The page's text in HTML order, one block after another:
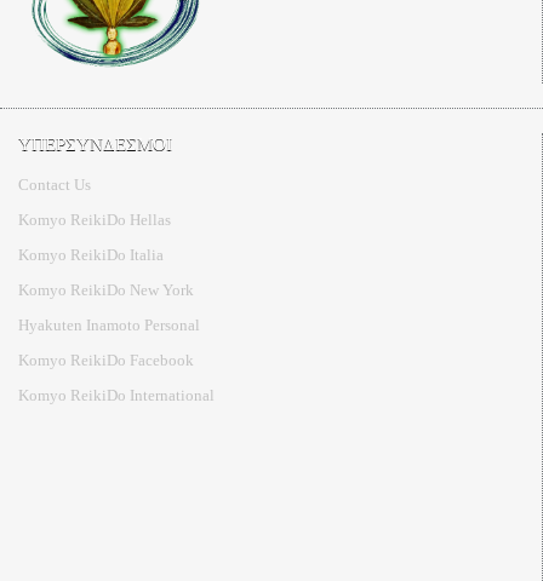
ΥΠΕΡΣΥΝΔΕΣΜΟΙ
Contact Us
Komyo ReikiDo Hellas
Komyo ReikiDo Italia
Komyo ReikiDo New York
Hyakuten Inamoto Personal
Komyo ReikiDo Facebook
Komyo ReikiDo International